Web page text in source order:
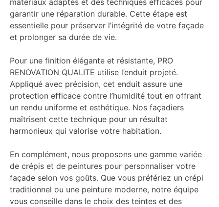
matériaux adaptés et des techniques efficaces pour
garantir une réparation durable. Cette étape est
essentielle pour préserver l’intégrité de votre façade
et prolonger sa durée de vie.
Pour une finition élégante et résistante, PRO
RENOVATION QUALITE utilise l’enduit projeté.
Appliqué avec précision, cet enduit assure une
protection efficace contre l’humidité tout en offrant
un rendu uniforme et esthétique. Nos façadiers
maîtrisent cette technique pour un résultat
harmonieux qui valorise votre habitation.
En complément, nous proposons une gamme variée
de crépis et de peintures pour personnaliser votre
façade selon vos goûts. Que vous préfériez un crépi
traditionnel ou une peinture moderne, notre équipe
vous conseille dans le choix des teintes et des